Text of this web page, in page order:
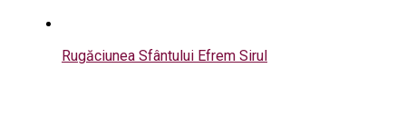
Rugăciunea Sfântului Efrem Sirul